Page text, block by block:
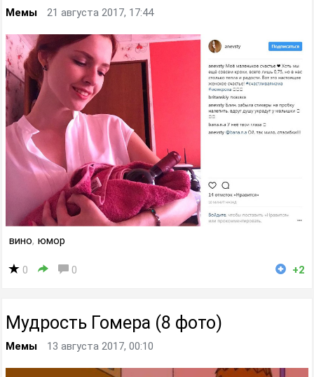
Мемы 21 августа 2017, 17:44
вино, юмор
0 0 +2
Мудрость Гомера (8 фото)
Мемы 13 августа 2017, 00:10